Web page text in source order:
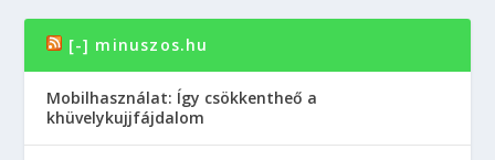
[-] minuszos.hu
Mobilhasználat: Így csökkentheő a
khüvelykujjfájdalom